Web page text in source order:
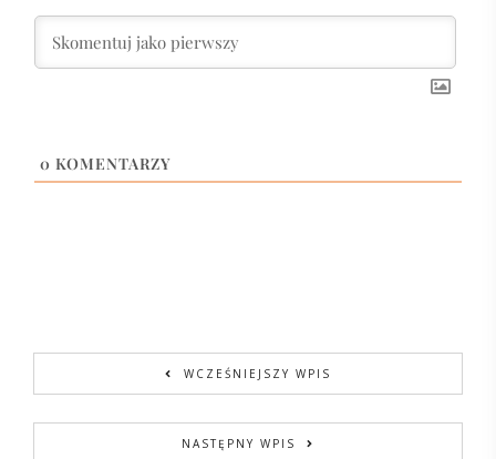
0 KOMENTARZY
WCZEŚNIEJSZY WPIS
NASTĘPNY WPIS